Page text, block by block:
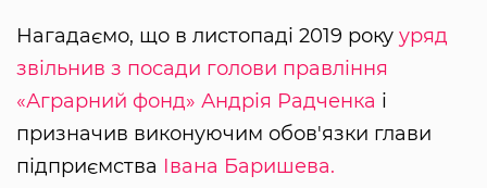
Нагадаємо, що в листопаді 2019 року уряд
звільнив з посади голови правління
«Аграрний фонд» Андрія Радченка і
призначив виконуючим обов'язки глави
підприємства Івана Баришева.